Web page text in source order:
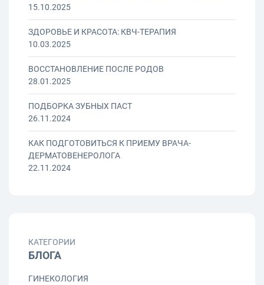
15.10.2025
ЗДОРОВЬЕ И КРАСОТА: КВЧ-ТЕРАПИЯ
10.03.2025
ВОССТАНОВЛЕНИЕ ПОСЛЕ РОДОВ
28.01.2025
ПОДБОРКА ЗУБНЫХ ПАСТ
26.11.2024
КАК ПОДГОТОВИТЬСЯ К ПРИЕМУ ВРАЧА-
ДЕРМАТОВЕНЕРОЛОГА
22.11.2024
КАТЕГОРИИ
БЛОГА
ГИНЕКОЛОГИЯ